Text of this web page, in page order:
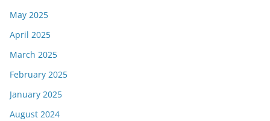
May 2025
April 2025
March 2025
February 2025
January 2025
August 2024